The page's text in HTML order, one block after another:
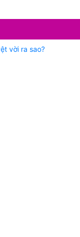
vời ra sao?